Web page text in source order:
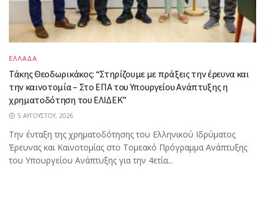
ΕΛΛΑΔΑ
Τάκης Θεοδωρικάκος: “Στηρίζουμε με πράξεις την έρευνα και
την καινοτομία – Στο ΕΠΑ του Υπουργείου Ανάπτυξης η
χρηματοδότηση του ΕΛΙΔΕΚ”
5 ΑΥΓΟΎΣΤΟΥ, 2026
Την ένταξη της χρηματοδότησης του Ελληνικού Ιδρύματος
Έρευνας και Καινοτομίας στο Tομεακό Πρόγραμμα Ανάπτυξης
του Υπουργείου Ανάπτυξης για την 4ετία...